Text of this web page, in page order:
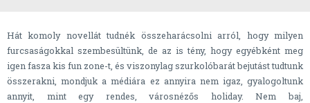
Hát komoly novellát tudnék összeharácsolni arról, hogy milyen
furcsaságokkal szembesültünk, de az is tény, hogy egyébként meg
igen fasza kis fun zone-t, és viszonylag szurkolóbarát bejutást tudtunk
összerakni, mondjuk a médiára ez annyira nem igaz, gyalogoltunk
annyit, mint egy rendes, városnézős holiday. Nem baj,